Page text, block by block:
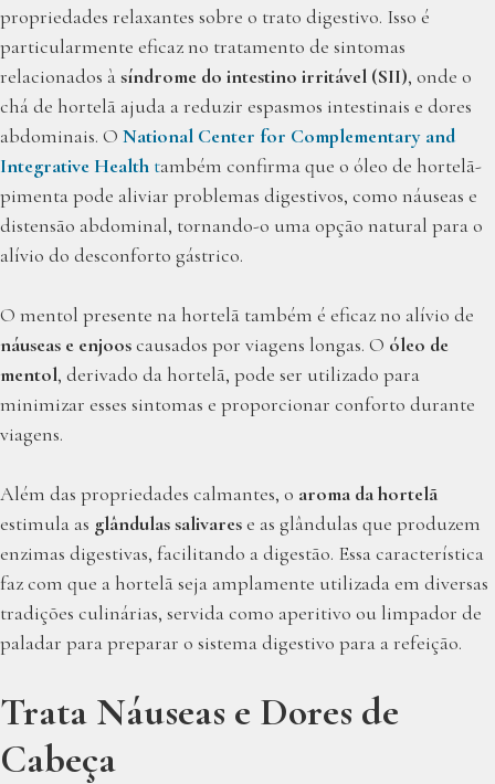
propriedades relaxantes sobre o trato digestivo. Isso é
particularmente eficaz no tratamento de sintomas
relacionados àsíndrome do intestino irritável (SII), onde o
chá de hortelã ajuda a reduzir espasmos intestinais e dores
abdominais. O National Center for Complementary and
Integrative Health também confirma que o óleo de hortelã-
pimenta pode aliviar problemas digestivos, como náuseas e
distensão abdominal, tornando-o uma opção natural para o
alívio do desconforto gástrico.
O mentol presente na hortelã também é eficaz no alívio de
náuseas e enjooscausados por viagens longas. O óleo de
mentol, derivado da hortelã, pode ser utilizado para
minimizar esses sintomas e proporcionar conforto durante
viagens.
Além das propriedades calmantes, o aroma da hortelã
estimula as glândulas salivarese as glândulas que produzem
enzimas digestivas, facilitando a digestão. Essa característica
faz com que a hortelã seja amplamente utilizada em diversas
tradições culinárias, servida como aperitivo ou limpador de
paladar para preparar o sistema digestivo para a refeição.
Trata Náuseas e Dores de
Cabeça